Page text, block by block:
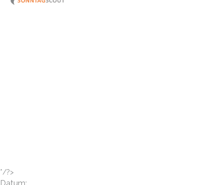
*/?>